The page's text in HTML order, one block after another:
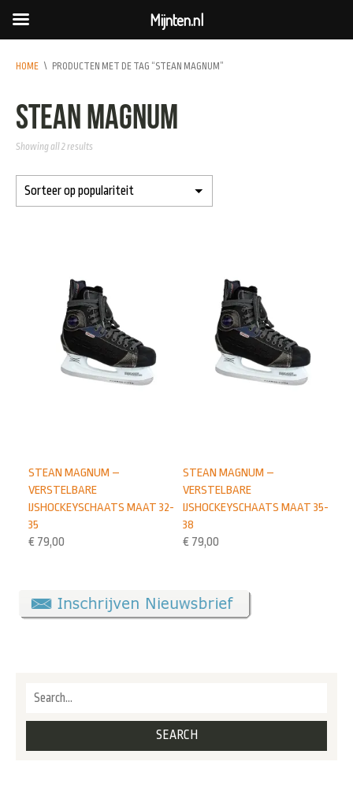
HOME \ PRODUCTEN MET DE TAG “STEAN MAGNUM”
stean magnum
Showing all 2 results
STEAN MAGNUM –
VERSTELBARE
IJSHOCKEYSCHAATS MAAT 35-
38
€ 79,00
STEAN MAGNUM –
VERSTELBARE
IJSHOCKEYSCHAATS MAAT 32-
35
€ 79,00
Mijnten.nl